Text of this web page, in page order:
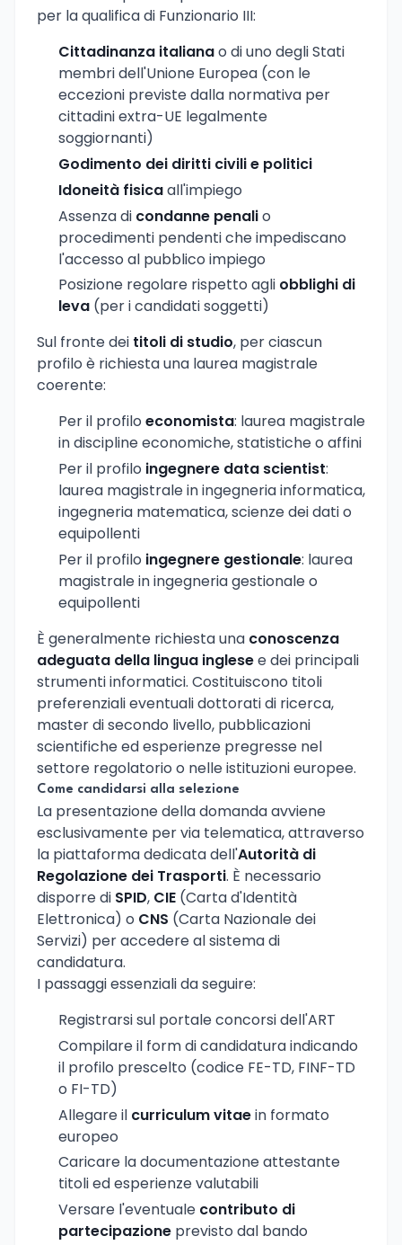
per la qualifica di Funzionario III:
Cittadinanza italianao di uno degli Stati
membri dell'Unione Europea (con le
eccezioni previste dalla normativa per
cittadini extra-UE legalmente
soggiornanti)
Godimento dei diritti civili e politici
Idoneità fisicaall'impiego
Assenza di condanne penalio
procedimenti pendenti che impediscano
l'accesso al pubblico impiego
Posizione regolare rispetto agli obblighi di
leva (per i candidati soggetti)
Sul fronte dei titoli di studio, per ciascun
profilo è richiesta una laurea magistrale
coerente:
Per il profilo economista: laurea magistrale
in discipline economiche, statistiche o affini
Per il profilo ingegnere data scientist:
laurea magistrale in ingegneria informatica,
ingegneria matematica, scienze dei dati o
equipollenti
Per il profilo ingegnere gestionale: laurea
magistrale in ingegneria gestionale o
equipollenti
È generalmente richiesta una conoscenza
adeguata della lingua inglesee dei principali
strumenti informatici. Costituiscono titoli
preferenziali eventuali dottorati di ricerca,
master di secondo livello, pubblicazioni
scientifiche ed esperienze pregresse nel
settore regolatorio o nelle istituzioni europee.
Come candidarsi alla selezione
La presentazione della domanda avviene
esclusivamente per via telematica, attraverso
la piattaforma dedicata dell'Autorità di
Regolazione dei Trasporti. È necessario
disporre di SPID, CIE (Carta d'Identità
Elettronica) o CNS (Carta Nazionale dei
Servizi) per accedere al sistema di
candidatura.
I passaggi essenziali da seguire:
Registrarsi sul portale concorsi dell'ART
Compilare il form di candidatura indicando
il profilo prescelto (codice FE-TD, FINF-TD
o FI-TD)
Allegare il curriculum vitaein formato
europeo
Caricare la documentazione attestante
titoli ed esperienze valutabili
Versare l'eventuale contributo di
partecipazione previsto dal bando